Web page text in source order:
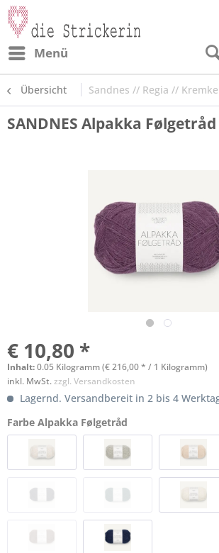
Menü
Übersicht Sandnes // Regia // Kremke
SANDNES Alpakka Følgetråd
€ 10,80 *
Inhalt:0.05 Kilogramm (€ 216,00 * / 1 Kilogramm)
inkl. MwSt.zzgl. Versandkosten
Lagernd. Versandbereit in 2 bis 4
Farbe Alpakka Følgetråd